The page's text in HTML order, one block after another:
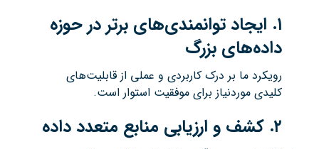
۱. ایجاد توانمندی‌های برتر در حوزه
داده‌های بزرگ
رویکرد ما بر درک کاربردی و عملی از قابلیت‌های
کلیدی موردنیاز برای موفقیت استوار است.
۲.کشف و ارزیابی منابع متعدد داده